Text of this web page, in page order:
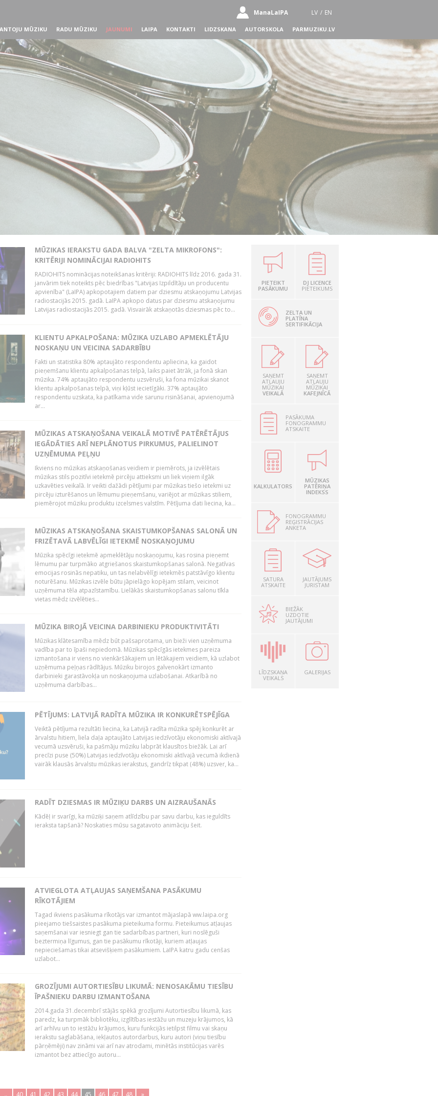
ManaLaIPA LV / EN
MŪZIKU RADU MŪZIKU JAUNUMI LAIPA KONTAKTI LIDZSKANA AUTORSKOLA PARMUZIKU.LV
MŪZIKAS IERAKSTU GADA BALVA "ZELTA MIKROFONS":
KRITĒRIJI NOMINĀCIJAI RADIOHITS
RADIOHITS nominācijas noteikšanas kritēriji: RADIOHITS līdz 2016. gada 31.
janvārim tiek noteikts pēc biedrības "Latvijas Izpildītāju un producentu
apvienība" (LaIPA) apkopotajiem datiem par dziesmu atskaņojumu Latvijas
radiostacijās 2015. gadā. LaIPA apkopo datus par dziesmu atskaņojumu
Latvijas radiostacijās 2015. gadā. Visvairāk atskaņotās dziesmas pēc to...
KLIENTU APKALPOŠANA: MŪZIKA UZLABO APMEKLĒTĀJU
NOSKAŅU UN VEICINA SADARBĪBU
Fakti un statistika 80% aptaujāto respondentu apliecina, ka gaidot
pieņemšanu klientu apkalpošanas telpā, laiks paiet ātrāk, ja fonā skan
mūzika. 74% aptaujāto respondentu uzsvēruši, ka fona mūzikai skanot
klientu apkalpošanas telpā, viņi kļūst iecietīgāki. 37% aptaujāto
respondentu uzskata, ka patīkama vide sarunu risināšanai, apvienojumā
ar...
MŪZIKAS ATSKAŅOŠANA VEIKALĀ MOTIVĒ PATĒRĒTĀJUS
IEGĀDĀTIES ARĪ NEPLĀNOTUS PIRKUMUS, PALIELINOT
UZŅĒMUMA PEĻŅU
Ikviens no mūzikas atskaņošanas veidiem ir piemērots, ja izvēlētais
mūzikas stils pozitīvi ietekmē pircēju attieksmi un liek viņiem ilgāk
uzkavēties veikalā. Ir veikti dažādi pētījumi par mūzikas tiešo ietekmi uz
pircēju izturēšanos un lēmumu pieņemšanu, variējot ar mūzikas stiliem,
piemērojot mūziku produktu izcelsmes valstīm. Pētījuma dati liecina, ka...
MŪZIKAS ATSKAŅOŠANA SKAISTUMKOPŠANAS SALONĀ UN
FRIZĒTAVĀ LABVĒLĪGI IETEKMĒ NOSKAŅOJUMU
Mūzika spēcīgi ietekmē apmeklētāju noskaņojumu, kas rosina pieņemt
lēmumu par turpmāko atgriešanos skaistumkopšanas salonā. Negatīvas
emocijas rosinās nepatiku, un tas nelabvēlīgi ietekmēs patstāvīgo klientu
noturēšanu. Mūzikas izvēle būtu jāpielāgo kopējam stilam, veicinot
uzņēmuma tēla atpazīstamību. Lielākās skaistumkopšanas salonu tīkla
vietas mēdz izvēlēties...
MŪZIKA BIROJĀ VEICINA DARBINIEKU PRODUKTIVITĀTI
Mūzikas klātesamība mēdz būt pašsaprotama, un bieži vien uzņēmuma
vadība par to īpaši nepiedomā. Mūzikas spēcīgās ietekmes pareiza
izmantošana ir viens no vienkāršākajiem un lētākajiem veidiem, kā uzlabot
uzņēmuma peļņas rādītājus. Mūziku birojos galvenokārt izmanto
darbinieki garastāvokļa un noskaņojuma uzlabošanai. Atkarībā no
uzņēmuma darbības...
PĒTĪJUMS: LATVIJĀ RADĪTA MŪZIKA IR KONKURĒTSPĒJĪGA
Veiktā pētījuma rezultāti liecina, ka Latvijā radīta mūzika spēj konkurēt ar
ārvalstu hitiem, liela daļa aptaujāto Latvijas iedzīvotāju ekonomiski aktīvajā
vecumā uzsvēruši, ka pašmāju mūziku labprāt klausītos biežāk. Lai arī
precīzi puse (50%) Latvijas iedzīvotāju ekonomiski aktīvajā vecumā ikdienā
vairāk klausās ārvalstu mūzikas ierakstus, gandrīz tikpat (48%) uzsver, ka...
RADĪT DZIESMAS IR MŪZIĶU DARBS UN AIZRAUŠANĀS
Kādēļ ir svarīgi, ka mūziķi saņem atlīdzību par savu darbu, kas ieguldīts
ieraksta tapšanā? Noskaties mūsu sagatavoto animāciju šeit.
ATVIEGLOTA ATĻAUJAS SAŅEMŠANA PASĀKUMU
RĪKOTĀJIEM
Tagad ikviens pasākuma rīkotājs var izmantot mājaslapā ww.laipa.org
pieejamo tiešsaistes pasākuma pieteikuma formu. Pieteikumus atļaujas
saņemšanai var iesniegt gan tie sadarbības partneri, kuri noslēguši
beztermiņa līgumus, gan tie pasākumu rīkotāji, kuriem atļaujas
nepieciešamas tikai atsevišķiem pasākumiem. LaIPA katru gadu cenšas
uzlabot...
GROZĪJUMI AUTORTIESĪBU LIKUMĀ: NENOSAKĀMU TIESĪBU
ĪPAŠNIEKU DARBU IZMANTOŠANA
2014.gada 31.decembrī stājās spēkā grozījumi Autortiesību likumā, kas
paredz, ka turpmāk bibliotēku, izglītības iestāžu un muzeju krājumos, kā
arī arhīvu un to iestāžu krājumos, kuru funkcijās ietilpst filmu vai skaņu
ierakstu saglabāšana, iekļautos autordarbus, kuru autori (viņu tiesību
pārņēmēji) nav zināmi vai arī nav atrodami, minētās institūcijas varēs
izmantot bez attiecīgo autoru...
.. 40 41 42 43 44 45 46 47 48 »
PIETEIKT
PASĀKUMU
DJ LICENCE
PIETEIKUMS
ZELTA UN
PLATĪNA
SERTIFIKĀCIJA
SAŅEMT
ATĻAUJU
MŪZIKAI
VEIKALĀ
SAŅEMT
ATĻAUJU
MŪZIKAI
KAFEJNĪCĀ
PASĀKUMA
FONOGRAMMU
ATSKAITE
KALKULATORS
MŪZIKAS
PATĒRIŅA
INDEKSS
FONOGRAMMU
REĢISTRĀCIJAS
ANKETA
SATURA
ATSKAITE
JAUTĀJUMS
JURISTAM
BIEŽĀK
UZDOTIE
JAUTĀJUMI
LĪDZSKAŅA
VEIKALS
GALERIJAS